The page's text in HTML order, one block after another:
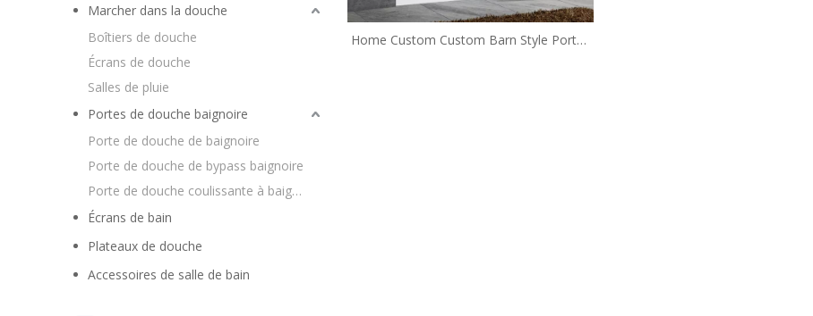
Marcher dans la douche
Boîtiers de douche
Écrans de douche
Salles de pluie
Portes de douche baignoire
Porte de douche de baignoire
Porte de douche de bypass baignoire
Porte de douche coulissante à baignoire
Écrans de bain
Plateaux de douche
Accessoires de salle de bain
Home Custom Custom Barn Style Portes